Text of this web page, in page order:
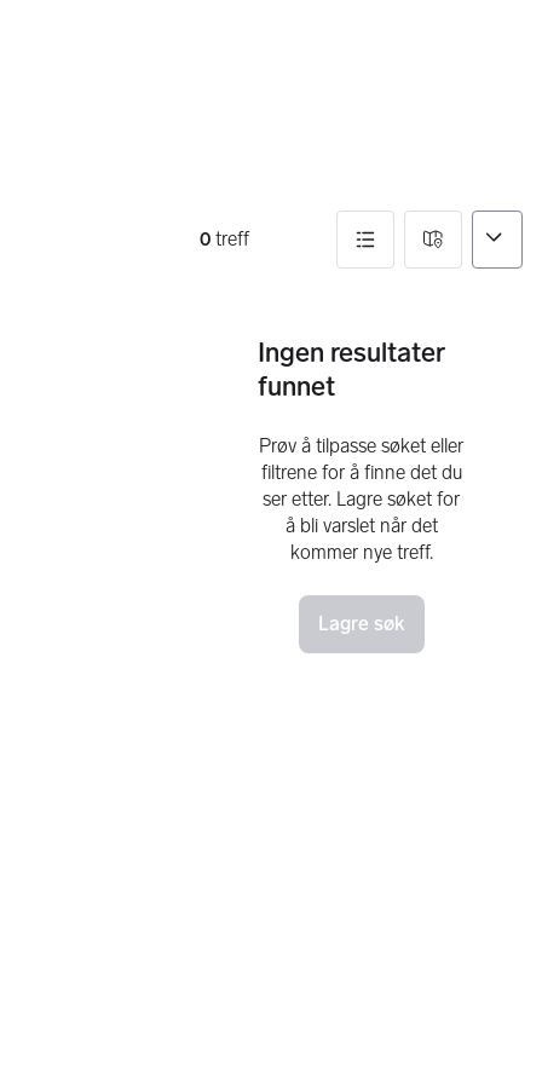
0 treff
Ingen resultater
funnet
Prøv å tilpasse søket eller
filtrene for å finne det du
ser etter. Lagre søket for
å bli varslet når det
kommer nye treff.
Lagre søk